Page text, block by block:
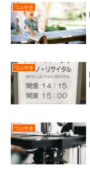
つぶやき
つぶやき
つぶやき